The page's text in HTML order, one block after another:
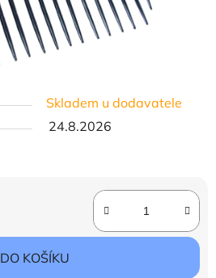
Skladem u dodavatele
24.8.2026
DO KOŠÍKU